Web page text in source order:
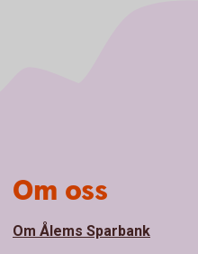
Om oss
Om Ålems Sparbank